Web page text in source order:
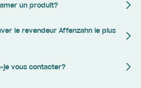
un produit?
le revendeur Affenzahn le plus
je vous contacter?